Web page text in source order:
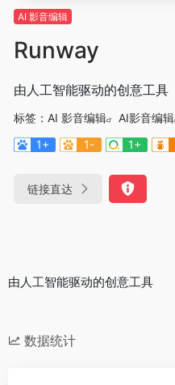
AI 影音编辑
Runway
由人工智能驱动的创意工具
标签： AI 影音编辑
AI影音编辑
1+
1- 1+
链接直达
由人工智能驱动的创意工具
数据统计